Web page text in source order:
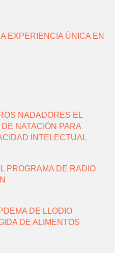
EXPERIENCIA ÚNICA EN
NADADORES EL
NATACIÓN PARA
INTELECTUAL
PROGRAMA DE RADIO
DE LLODIO
DE ALIMENTOS